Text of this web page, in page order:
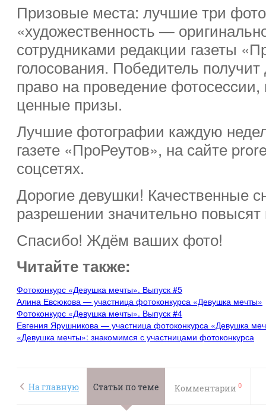
Призовые места: лучшие три
«художественность —
сотрудниками редакции газеты
голосования. Победитель
право на проведение
ценные призы.
Лучшие фотографии каждую
газете «ПроРеутов», на сайте
соцсетях.
Дорогие девушки! Качественные
разрешении значительно
Спасибо! Ждём ваших фото!
Читайте также:
Фотоконкурс «Девушка мечты». Выпуск #5
Алина Евсюкова — участница фотоконкурса «Девушка мечты»
Фотоконкурс «Девушка мечты». Выпуск #4
Евгения Ярушникова — участница фотоконкурса «Девушка
«Девушка мечты»: знакомимся с участницами фотоконкурса
На главную Статьи по теме Комментарии 0